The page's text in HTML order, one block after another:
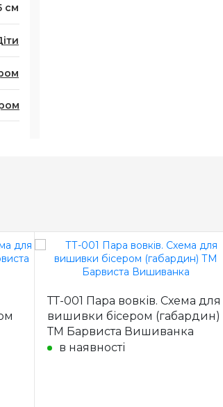
см
ТТ-001 Пара вовків. Схема для
вишивки бісером (габардин)
ТМ Барвиста Вишиванка
в наявності